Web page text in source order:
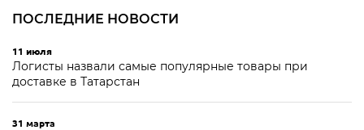
ПОСЛЕДНИЕ НОВОСТИ
11 июля
Логисты назвали самые популярные товары при
доставке в Татарстан
31 марта